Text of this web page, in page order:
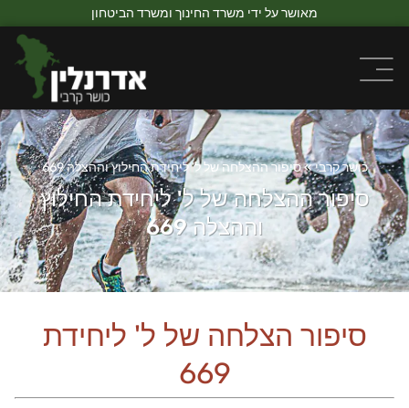
מאושר על ידי משרד החינוך ומשרד הביטחון
כושר קרבי»סיפור ההצלחה של ל’ ליחידת החילוץ וההצלה 669
סיפור ההצלחה של ל' ליחידת החילוץ
וההצלה 669
סיפור הצלחה של ל' ליחידת
669